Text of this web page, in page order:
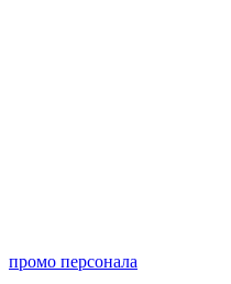
промо персонала